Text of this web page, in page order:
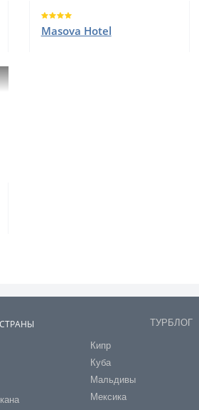
Masova Hotel
ТУРБЛОГ
Кипр
Куба
Мальдивы
Мексика